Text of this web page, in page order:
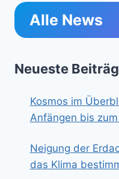
Alle News
Neueste
Kosmos im
Anfängen bis
Neigung der
das Klima